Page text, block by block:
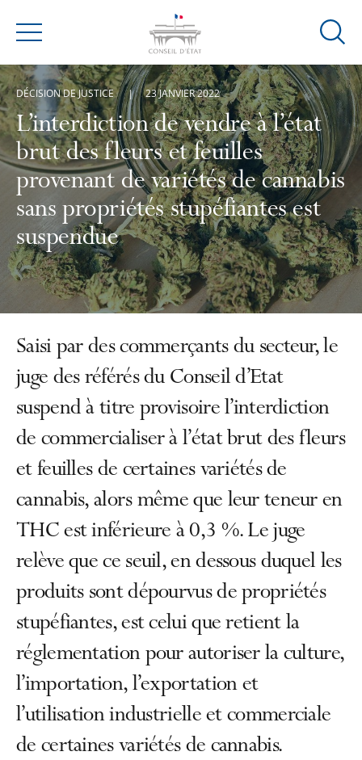
Menu
Ouvrir
de
L’interdiction de vendre à l’état
brut des fleurs et feuilles
provenant de variétés de cannabis
sans propriétés stupéfiantes est
suspendue
DÉCISION DE JUSTICE 23 JANVIER 2022
Saisi par des commerçants du secteur, le
juge des référés du Conseil d’Etat
suspend à titre provisoire l’interdiction
de commercialiser à l’état brut des fleurs
et feuilles de certaines variétés de
cannabis, alors même que leur teneur en
THC est inférieure à 0,3 %. Le juge
relève que ce seuil, en dessous duquel les
produits sont dépourvus de propriétés
stupéfiantes, est celui que retient la
réglementation pour autoriser la culture,
l’importation, l’exportation et
l’utilisation industrielle et commerciale
de certaines variétés de cannabis.